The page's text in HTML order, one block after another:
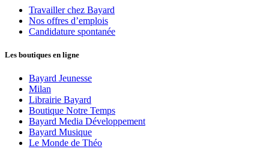
Travailler chez Bayard
Nos offres d’emplois
Candidature spontanée
Les boutiques en ligne
Bayard Jeunesse
Milan
Librairie Bayard
Boutique Notre Temps
Bayard Media Développement
Bayard Musique
Le Monde de Théo